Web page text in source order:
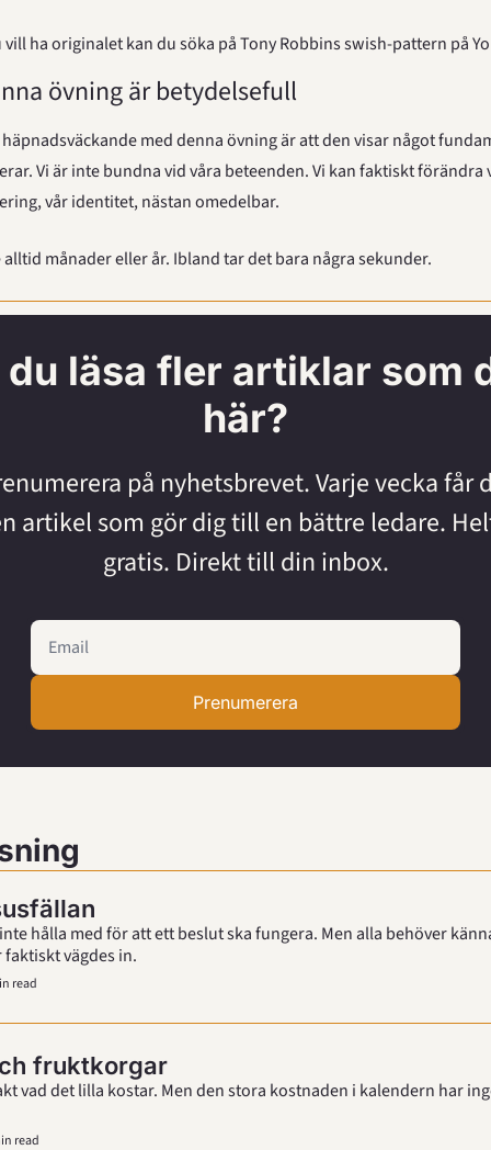
vill ha originalet kan du söka på Tony Robbins swish-pattern på
övning är betydelsefull
med denna övning är att den visar något
Vi är inte bundna vid våra beteenden. Vi kan faktiskt förändra
vår identitet, nästan omedelbar.
månader eller år. Ibland tar det bara några sekunder.
läsa fler artiklar som
här?
på nyhetsbrevet. Varje vecka får
artikel som gör dig till en bättre ledare.
gratis. Direkt till din inbox.
Prenumerera
hålla med för att ett beslut ska fungera. Men alla behöver
vägdes in.
read
fruktkorgar
vad det lilla kostar. Men den stora kostnaden i kalendern har
read